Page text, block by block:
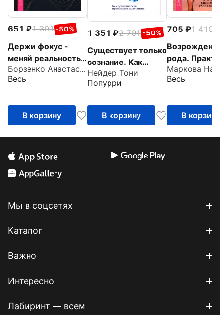
651 1 301 -50%
Держи фокус -
меняй реальность!
Практики
трансформации
Борзенко Анастасия
Весь
В корзину
1 351 2 701 -50%
Существует только
сознание. Как
осознанность
преобразит вашу
Нейдер Тони
Попурри
В корзину
705 1 410
рода.
системных
расстановок
Весь
В корзину
Мы в соцсетях
Каталог
Важно
Интересно
Лабиринт — всем